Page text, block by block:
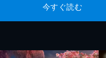
今すぐ読む